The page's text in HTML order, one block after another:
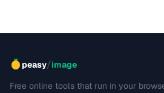
peasy/image
Free online tools that run in your